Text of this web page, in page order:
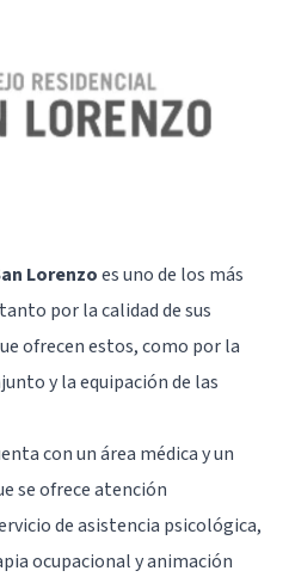
Lorenzoes uno de los más
por la calidad de sus
ofrecen estos, como por la
y la equipación de las
con un área médica y un
se ofrece atención
de asistencia psicológica,
ocupacional y animación